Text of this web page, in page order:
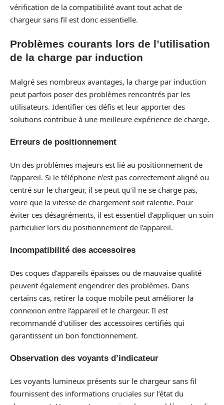
vérification de la compatibilité avant tout achat de
chargeur sans fil est donc essentielle.
Problèmes courants lors de l’utilisation
de la charge par induction
Malgré ses nombreux avantages, la charge par induction
peut parfois poser des problèmes rencontrés par les
utilisateurs. Identifier ces défis et leur apporter des
solutions contribue à une meilleure expérience de charge.
Erreurs de positionnement
Un des problèmes majeurs est lié au positionnement de
l’appareil. Si le téléphone n’est pas correctement aligné ou
centré sur le chargeur, il se peut qu’il ne se charge pas,
voire que la vitesse de chargement soit ralentie. Pour
éviter ces désagréments, il est essentiel d’appliquer un soin
particulier lors du positionnement de l’appareil.
Incompatibilité des accessoires
Des coques d’appareils épaisses ou de mauvaise qualité
peuvent également engendrer des problèmes. Dans
certains cas, retirer la coque mobile peut améliorer la
connexion entre l’appareil et le chargeur. Il est
recommandé d’utiliser des accessoires certifiés qui
garantissent un bon fonctionnement.
Observation des voyants d’indicateur
Les voyants lumineux présents sur le chargeur sans fil
fournissent des informations cruciales sur l’état du